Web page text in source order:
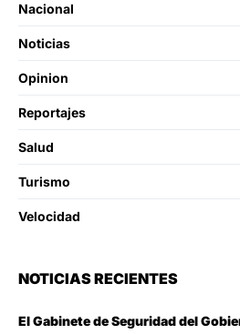
Nacional
Noticias
Opinion
Reportajes
Salud
Turismo
Velocidad
NOTICIAS RECIENTES
El Gabinete de Seguridad del